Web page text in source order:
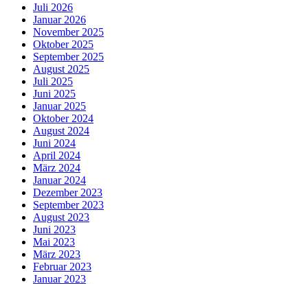
Juli 2026
Januar 2026
November 2025
Oktober 2025
September 2025
August 2025
Juli 2025
Juni 2025
Januar 2025
Oktober 2024
August 2024
Juni 2024
April 2024
März 2024
Januar 2024
Dezember 2023
September 2023
August 2023
Juni 2023
Mai 2023
März 2023
Februar 2023
Januar 2023